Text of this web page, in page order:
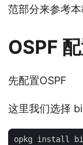
范部分来参考本
OSPF
先配置OSPF
这里我们选择